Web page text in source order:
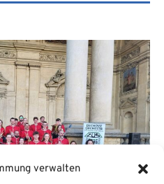
verwalten